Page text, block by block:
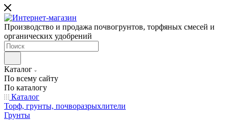
Производство и продажа почвогрунтов, торфяных смесей и
органических удобрений
Каталог
По всему сайту
По каталогу
Каталог
Торф, грунты, почворазрыхлители
Грунты